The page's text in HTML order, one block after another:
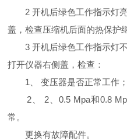
2 开机后绿色工作指示灯亮
盖，检查压缩机后面的热保护
3 开机后绿色工作指示灯不
打开仪器右侧盖，检查：
1、 变压器是否正常工作；
2、 2、0.5 Mpa和0.8
常。
更换有故障配件。